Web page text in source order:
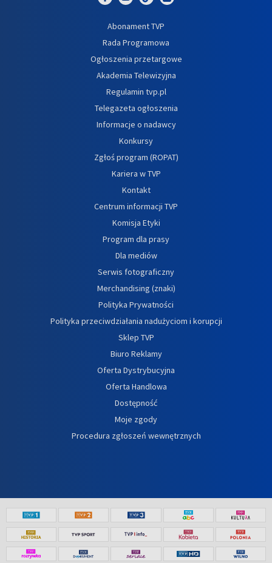
Abonament TVP
Rada Programowa
Ogłoszenia przetargowe
Akademia Telewizyjna
Regulamin tvp.pl
Telegazeta ogłoszenia
Informacje o nadawcy
Konkursy
Zgłoś program (ROPAT)
Kariera w TVP
Kontakt
Centrum informacji TVP
Komisja Etyki
Program dla prasy
Dla mediów
Serwis fotograficzny
Merchandising (znaki)
Polityka Prywatności
Polityka przeciwdziałania nadużyciom i korupcji
Sklep TVP
Biuro Reklamy
Oferta Dystrybucyjna
Oferta Handlowa
Dostępność
Moje zgody
Procedura zgłoszeń wewnętrznych